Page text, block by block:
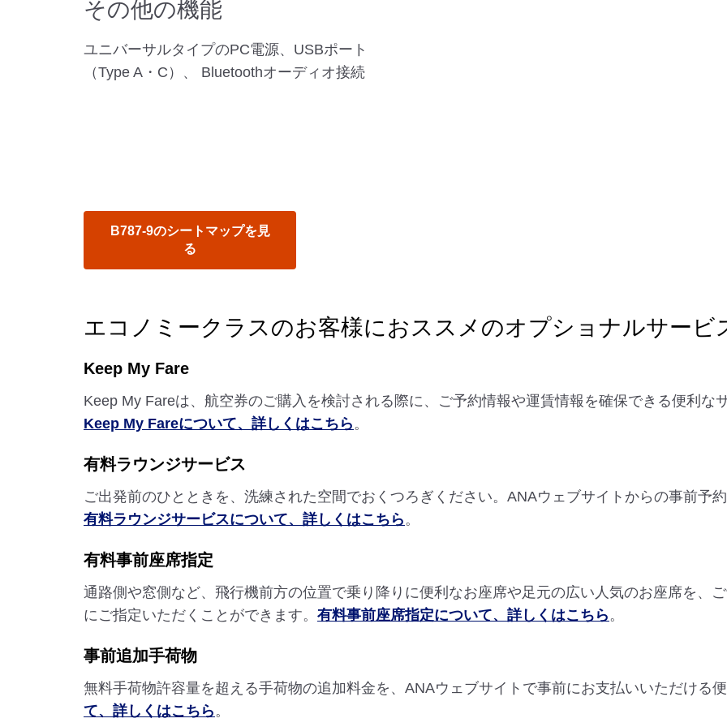
その他の機能
ユニバーサルタイプのPC電源、USBポート
（Type A・C）、 Bluetoothオーディオ接続
B787-9のシートマップを見
る
エコノミークラスのお客様におススメのオプショナルサービ
Keep My Fare
Keep My Fareは、航空券のご購入を検討される際に、ご予約情報や運賃情報を確保できる便利な
Keep My Fareについて、詳しくはこちら 。
有料ラウンジサービス
ご出発前のひとときを、洗練された空間でおくつろぎください。ANAウェブサイトからの事前予
有料ラウンジサービスについて、詳しくはこちら 。
有料事前座席指定
通路側や窓側など、飛行機前方の位置で乗り降りに便利なお座席や足元の広い人気のお座席を、
にご指定いただくことができます。 有料事前座席指定について、詳しくはこちら 。
事前追加手荷物
無料手荷物許容量を超える手荷物の追加料金を、ANAウェブサイトで事前にお支払いいただける
て、詳しくはこちら 。